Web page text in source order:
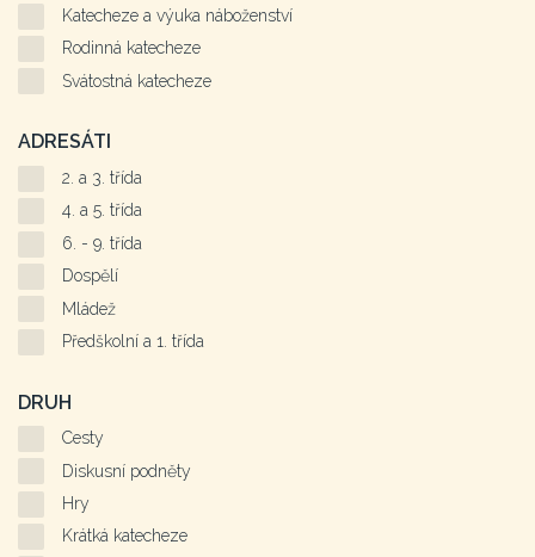
Katecheze a výuka náboženství
Rodinná katecheze
Svátostná katecheze
ADRESÁTI
2. a 3. třída
4. a 5. třída
6. - 9. třída
Dospělí
Mládež
Předškolní a 1. třída
DRUH
Cesty
Diskusní podněty
Hry
Krátká katecheze